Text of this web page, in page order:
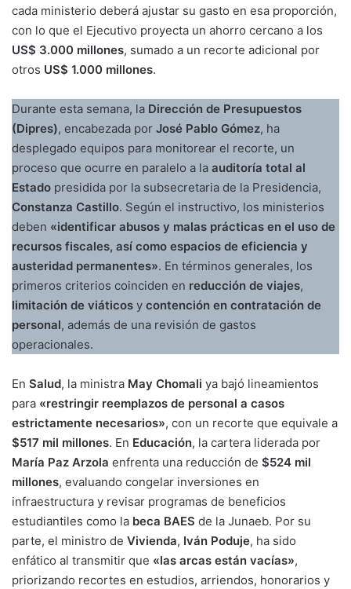
cada ministerio deberá ajustar su gasto en esa proporción,
con lo que el Ejecutivo proyecta un ahorro cercano a los
US$ 3.000 millones, sumado a un recorte adicional por
otros US$ 1.000 millones.
Durante esta semana, la Dirección de Presupuestos
(Dipres), encabezada por José Pablo Gómez, ha
desplegado equipos para monitorear el recorte, un
proceso que ocurre en paralelo a la auditoría total al
Estado presidida por la subsecretaria de la Presidencia,
Constanza Castillo. Según el instructivo, los ministerios
deben «identificar abusos y malas prácticas en el uso de
recursos fiscales, así como espacios de eficiencia y
austeridad permanentes». En términos generales, los
primeros criterios coinciden en reducción de viajes,
limitación de viáticos y contención en contratación de
personal, además de una revisión de gastos
operacionales.
En Salud, la ministra May Chomali ya bajó lineamientos
para «restringir reemplazos de personal a casos
estrictamente necesarios», con un recorte que equivale a
$517 mil millones. En Educación, la cartera liderada por
María Paz Arzola enfrenta una reducción de $524 mil
millones, evaluando congelar inversiones en
infraestructura y revisar programas de beneficios
estudiantiles como la beca BAES de la Junaeb. Por su
parte, el ministro de Vivienda, Iván Poduje, ha sido
enfático al transmitir que «las arcas están vacías»,
priorizando recortes en estudios, arriendos, honorarios y